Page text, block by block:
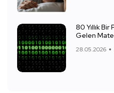
80 Yıllık
Gelen
28.05.2026